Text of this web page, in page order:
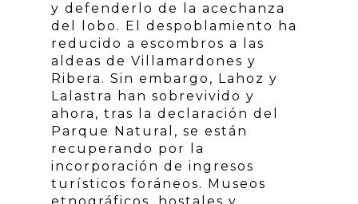
y defenderlo de la acechanza
del lobo. El despoblamiento ha
reducido a escombros a las
aldeas de Villamardones y
Ribera. Sin embargo, Lahoz y
Lalastra han sobrevivido y
ahora, tras la declaración del
Parque Natural, se están
recuperando por la
incorporación de ingresos
turísticos foráneos. Museos